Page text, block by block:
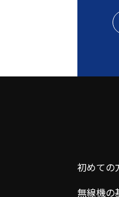
初めての
無線機の